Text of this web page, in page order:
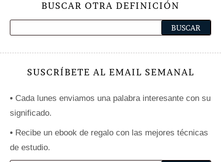
BUSCAR OTRA DEFINICIÓN
SUSCRÍBETE AL EMAIL SEMANAL
• Cada lunes enviamos una palabra interesante con su
significado.
• Recibe un ebook de regalo con las mejores técnicas
de estudio.